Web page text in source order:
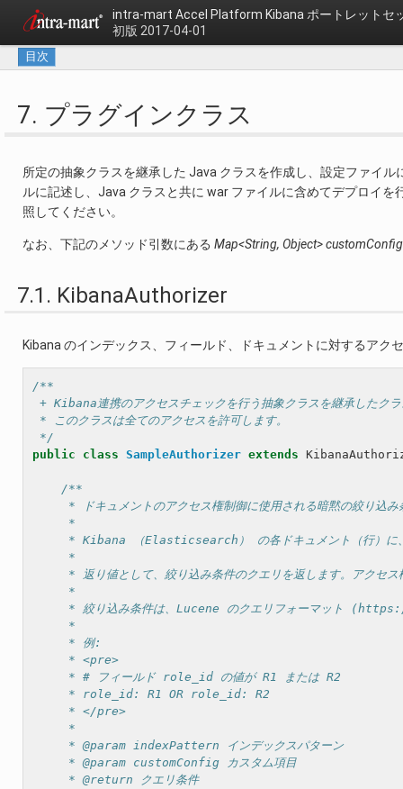
intra-mart Accel Platform Kibana ポートレットセ
初版 2017-04-01
目次
7. プラグインクラス
所定の抽象クラスを継承した Java クラスを作成し、設定ファイ
ルに記述し、Java クラスと共に war ファイルに含めてデプロイ
照してください。
なお、下記のメソッド引数にある Map<String, Object> customConfig
7.1. KibanaAuthorizer
Kibana のインデックス、フィールド、ドキュメントに対するアク
/**
+ Kibana連携のアクセスチェックを行う抽象クラスを継承したクラ
* このクラスは全てのアクセスを許可します。
*/
public
class SampleAuthorizer extends
/**
* ドキュメントのアクセス権制御に使用される暗黙の絞り込
     *
* Kibana （Elasticsearch） の各ドキュメント（行）に、
     *
* 返り値として、絞り込み条件のクエリを返します。アクセ
     *
* 絞り込み条件は、Lucene のクエリフォーマット
     *
     * 例:
     * <pre>
     * # フィールド role_id の値が R1 または R2
     * role_id: R1 OR role_id: R2
     * </pre>
     *
     * @param indexPattern インデックスパターン
     * @param customConfig カスタム項目
     * @return クエリ条件